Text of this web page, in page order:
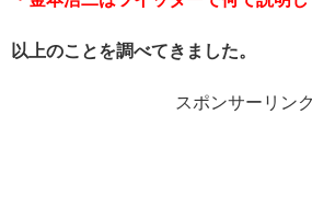
以上のことを調べてきました。
スポンサーリンク